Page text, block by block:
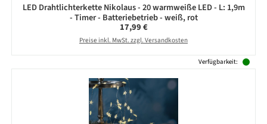
LED Drahtlichterkette Nikolaus - 20 warmweiße LED - L: 1,9m
- Timer - Batteriebetrieb - weiß, rot
Regulärer Preis:
17,99 €
Preise inkl. MwSt. zzgl. Versandkosten
Verfügbarkeit: